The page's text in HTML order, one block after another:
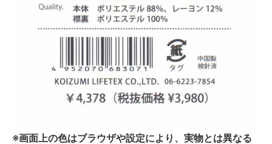
※画面上の色はブラウザや設定により、実物とは異なる